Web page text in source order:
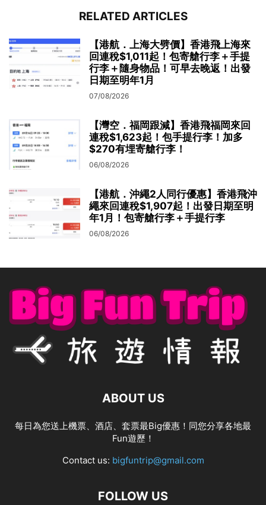
RELATED ARTICLES
【港航．上海大劈價】香港飛上海來
回連稅$1,011起！包寄艙行李＋手提
行李＋隨身物品！可早去晚返！出發
日期至明年1月
07/08/2026
【灣空．福岡跟減】香港飛福岡來回
連稅$1,623起！包手提行李！加多
$270有埋寄艙行李！
06/08/2026
【港航．沖繩2人同行優惠】香港飛沖
繩來回連稅$1,907起！出發日期至明
年1月！包寄艙行李＋手提行李
06/08/2026
ABOUT US
每日為您送上機票、酒店、套票最Big優惠！同您分享各地最
Fun遊歷！
Contact us: bigfuntrip@gmail.com
FOLLOW US